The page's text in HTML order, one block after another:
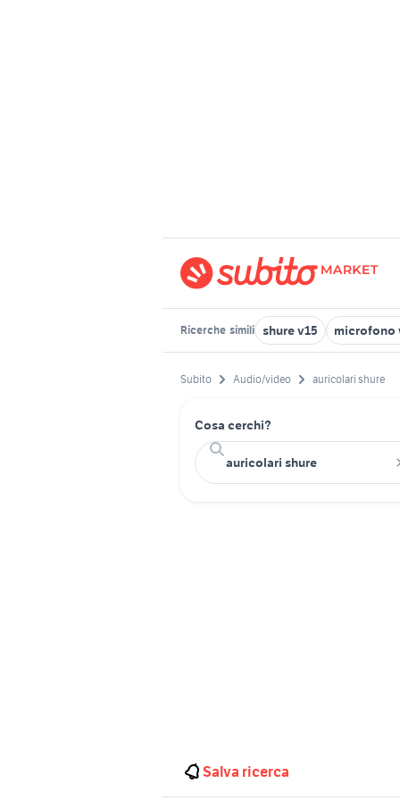
Ricerche simili shure v15 microfono
Subito Audio/video auricolari shure
Cosa cerchi?
Salva ricerca